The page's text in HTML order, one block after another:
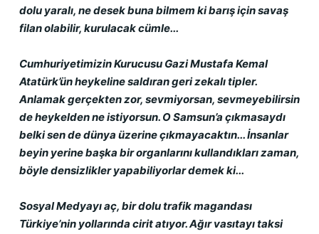
dolu yaralı, ne desek buna bilmem ki barış için savaş
filan olabilir, kurulacak cümle...
Cumhuriyetimizin Kurucusu Gazi Mustafa Kemal
Atatürk’ün heykeline saldıran geri zekalı tipler.
Anlamak gerçekten zor, sevmiyorsan, sevmeyebilirsin
de heykelden ne istiyorsun. O Samsun’a çıkmasaydı
belki sen de dünya üzerine çıkmayacaktın... İnsanlar
beyin yerine başka bir organlarını kullandıkları zaman,
böyle densizlikler yapabiliyorlar demek ki...
Sosyal Medyayı aç, bir dolu trafik magandası
Türkiye’nin yollarında cirit atıyor. Ağır vasıtayı taksi